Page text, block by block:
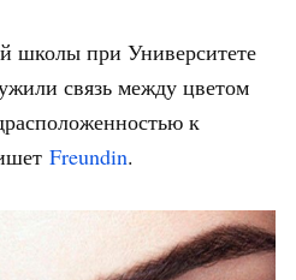
школы при Университете
связь между цветом
к
Freundin.